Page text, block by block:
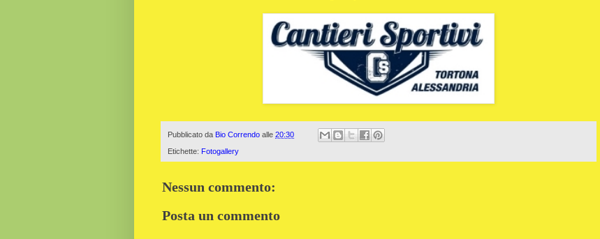
Pubblicato da Bio Correndo alle 20:30
Etichette: Fotogallery
Nessun commento:
Posta un commento